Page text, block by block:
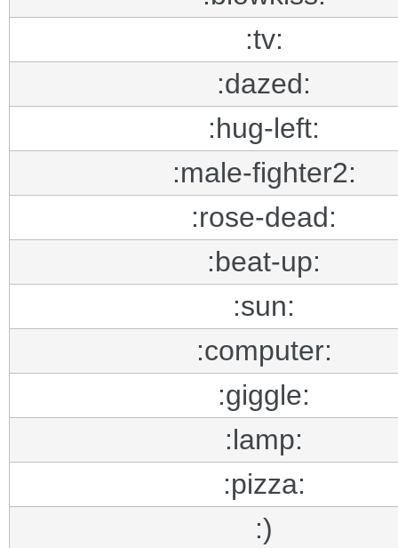
:tv:
:dazed:
:hug-left:
:male-fighter2:
:rose-dead:
:beat-up:
:sun:
:computer:
:giggle:
:lamp:
:pizza:
:)